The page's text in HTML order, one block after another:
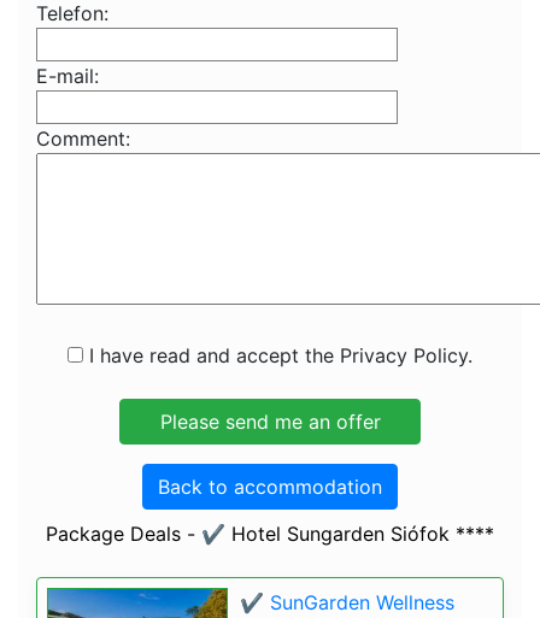
Telefon:
E-mail:
Comment:
I have read and accept the Privacy Policy.
Back to accommodation
Package Deals - ✔️ Hotel Sungarden Siófok ****
✔️ SunGarden Wellness